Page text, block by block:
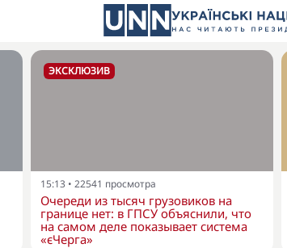
ЭКСКЛЮЗИВ
15:13 • 22541 просмотра
Очереди из тысяч грузовиков на
границе нет: в ГПСУ объяснили, что
на самом деле показывает система
«єЧерга»